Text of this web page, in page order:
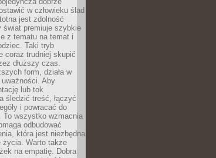
w człowieku ślad
jest zdolność
świat premiuje szybkie
z tematu na temat i
Taki tryb
coraz trudniej skupić
dłuższy czas.
form, działa w
Aby
lub tok
śledzić treść, łączyć
i powracać do
wszystko wzmacnia
odbudować
która jest niezbędna
życia. Warto także
na empatię. Dobra